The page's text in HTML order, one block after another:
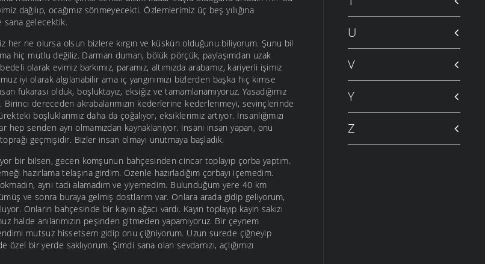
dağılıp, ocağımız sönmeyecekti. Özlemlerimiz üç beş yıllığına
sana gelecektik.
her ne olursa olsun bizlere kırgın ve küskün olduğunu biliyorum. Şunu bil
hiç mutlu değiliz. Darman duman, bölük pörçük, paylaşımdan uzak
olarak evimiz barkımız, paramız, altımızda arabamız, kariyerli işimiz
iyi olarak algılanabilir ama iç yangınımızı bizlerden başka hiç kimse
fukarası olduk, boşluktayız, eksiğiz ve tamamlanamıyoruz. Yasadığımız
dereceden akrabalarımızın kederlerine kederlenmeyi, sevinçlerinde
boşluklarımız daha da çoğalıyor, eksiklerimiz artıyor. İnsanlığımızı
hep senden ayrı olmamızdan kaynaklanıyor. İnsani insan yapan, onu
geçmişidir. Bizler insan olmayı unutmaya başladık.
bir bilsen, gecen komşunun bahçesinden cincar toplayıp çorba yaptım.
hazırlama telaşına girdim. Özenle hazırladığım çorbayı içemedim.
aynı tadı alamadım ve yiyemedim. Bulunduğum yere 40 km
ve sonra buraya gelmiş dostlarım var. Onlara arada gidip geliyorum,
Onların bahçesinde bir kayın ağacı vardı. Kayın toplayıp kayın sakızı
halde anılarımızın peşinden gitmeden yapamıyoruz. Bir çeynem
mutsuz hissetsem gidip onu çiğniyorum. Uzun surede çiğneyip
bir yerde saklıyorum. Şimdi sana olan sevdamızı, açlığımızı
U
V
Y
Z